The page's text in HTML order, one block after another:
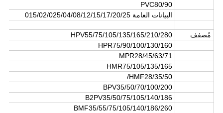
PVC80/90
البيانات العامة 015/02/025/04/08/12/15/17/20/25
مُصفف
HPV55/75/105/135/165/210/280
HPR75/90/100/130/160
MPR28/45/63/71
HMR75/105/135/165
HMF28/35/50/
BPV35/50/70/100/200
B2PV35/50/75/105/140/186
BMF35/55/75/105/140/186/260